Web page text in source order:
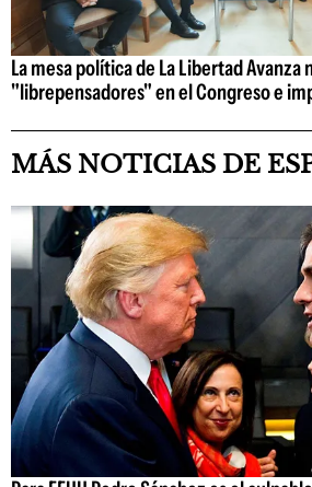
La mesa política de La Libertad Avanza
"librepensadores" en el Congreso e
MÁS NOTICIAS DE